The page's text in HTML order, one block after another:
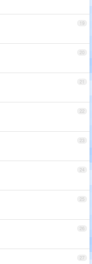
19
20
21
22
23
24
25
26
27